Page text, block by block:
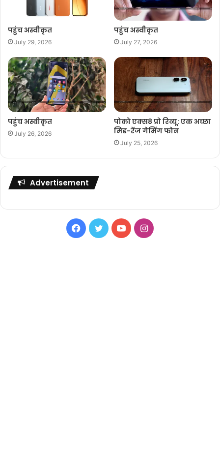
पहुंच अस्वीकृत
July 29, 2026
पहुंच अस्वीकृत
July 27, 2026
पहुंच अस्वीकृत
July 26, 2026
पोको एक्स8 प्रो रिव्यू: एक अच्छा
मिड-रेंज गेमिंग फोन
July 25, 2026
Advertisement
Facebook
TwitterYouTubeInstagram